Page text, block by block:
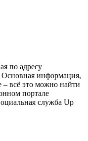
по адресу
информация,
– всё это можно найти
портале
служба Up